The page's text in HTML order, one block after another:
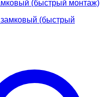
(быстрый монтаж)